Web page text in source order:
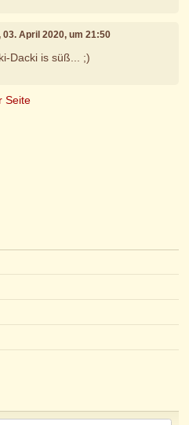
03. April 2020, um 21:50
Dacki is süß... ;)
Seite